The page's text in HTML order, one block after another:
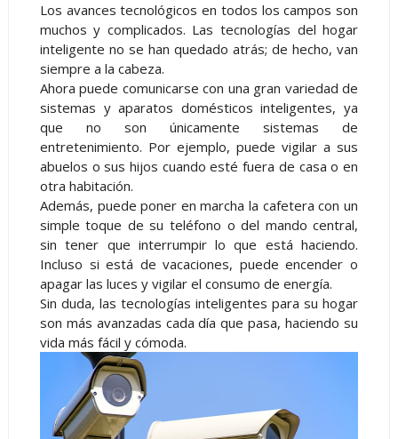
Los avances tecnológicos en todos los campos son
muchos y complicados. Las tecnologías del hogar
inteligente no se han quedado atrás; de hecho, van
siempre a la cabeza.
Ahora puede comunicarse con una gran variedad de
sistemas y aparatos domésticos inteligentes, ya
que no son únicamente sistemas de
entretenimiento. Por ejemplo, puede vigilar a sus
abuelos o sus hijos cuando esté fuera de casa o en
otra habitación.
Además, puede poner en marcha la cafetera con un
simple toque de su teléfono o del mando central,
sin tener que interrumpir lo que está haciendo.
Incluso si está de vacaciones, puede encender o
apagar las luces y vigilar el consumo de energía.
Sin duda, las tecnologías inteligentes para su hogar
son más avanzadas cada día que pasa, haciendo su
vida más fácil y cómoda.